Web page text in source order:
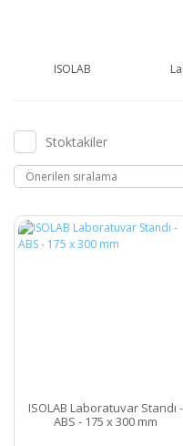
ISOLAB
Stoktakiler
ISOLAB Laboratuvar Standı -
ABS - 175 x 300 mm